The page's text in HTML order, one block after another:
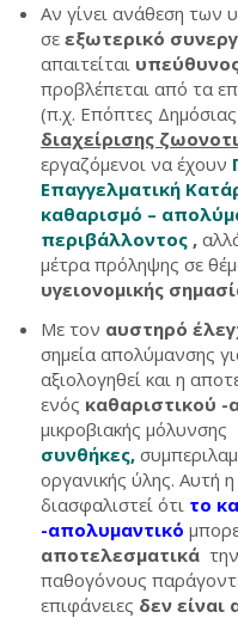
Αν γίνει ανάθεση των
σε εξωτερικό
απαιτείται
προβλέπεται από τα
(π.χ. Επόπτες
διαχείρισης
εργαζόμενοι να έχουν
Επαγγελματική
καθαρισμό –
περιβάλλοντος ,
μέτρα πρόληψης σε
υγειονομικής
Με τον αυστηρό
σημεία απολύμανσης
αξιολογηθεί και η
ενός καθαριστικού
μικροβιακής μόλυνσης
συνθήκες,
οργανικής ύλης. Αυτή
διασφαλιστεί ότι το
-απολυμαντικό
αποτελεσματικά
παθογόνους
επιφάνειες δεν